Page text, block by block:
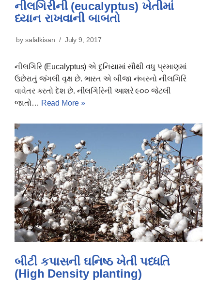
નીલગિરીની (eucalyptus) ખેતીમાં
ધ્યાન રાખવાની બાબતો
by safalkisan July 9, 2017
નીલગિરિ (Eucalyptus) એ દુનિયામાં સૌથી વધુ પ્રમાણમાં
ઉછેરાતું જંગલી વૃક્ષ છે. ભારત એ બીજા નંબરનો નીલગિરિ
વાવેતર કરતો દેશ છે. નીલગિરિની આશરે ૯૦૦ જેટલી
જાતો… Read More »
બીટી કપાસની ઘનિષ્ઠ ખેતી પધ્ધતિ
(High Density planting)